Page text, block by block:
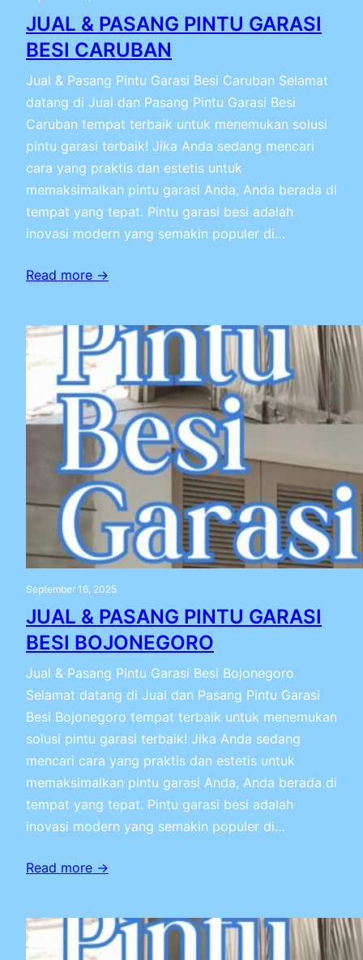
JUAL & PASANG PINTU GARASI
BESI CARUBAN
Jual & Pasang Pintu Garasi Besi Caruban Selamat
datang di Jual dan Pasang Pintu Garasi Besi
Caruban tempat terbaik untuk menemukan solusi
pintu garasi terbaik! Jika Anda sedang mencari
cara yang praktis dan estetis untuk
memaksimalkan pintu garasi Anda, Anda berada di
tempat yang tepat. Pintu garasi besi adalah
inovasi modern yang semakin populer di…
Read more →
September 16, 2025
JUAL & PASANG PINTU GARASI
BESI BOJONEGORO
Jual & Pasang Pintu Garasi Besi Bojonegoro
Selamat datang di Jual dan Pasang Pintu Garasi
Besi Bojonegoro tempat terbaik untuk menemukan
solusi pintu garasi terbaik! Jika Anda sedang
mencari cara yang praktis dan estetis untuk
memaksimalkan pintu garasi Anda, Anda berada di
tempat yang tepat. Pintu garasi besi adalah
inovasi modern yang semakin populer di…
Read more →